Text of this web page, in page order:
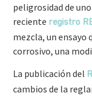
peligrosidad de
reciente registro
mezcla, un ensayo
corrosivo, una
La publicación del
cambios de la